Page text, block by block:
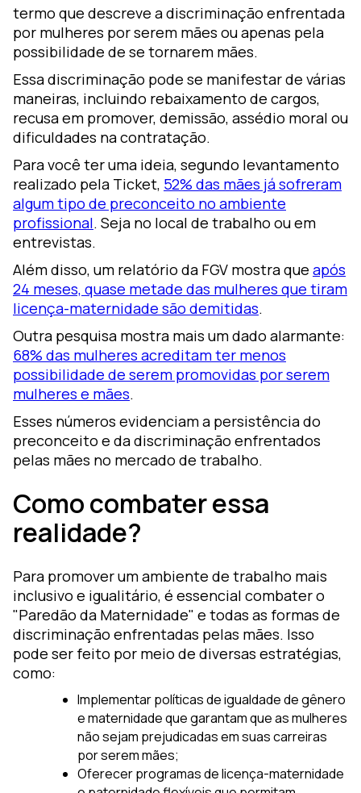
termo que descreve a discriminação enfrentada
por mulheres por serem mães ou apenas pela
possibilidade de se tornarem mães.
Essa discriminação pode se manifestar de várias
maneiras, incluindo rebaixamento de cargos,
recusa em promover, demissão, assédio moral ou
dificuldades na contratação.
Para você ter uma ideia, segundo levantamento
realizado pela Ticket, 52% das mães já sofreram
algum tipo de preconceito no ambiente
profissional. Seja no local de trabalho ou em
entrevistas.
Além disso, um relatório da FGV mostra que após
24 meses, quase metade das mulheres que tiram
licença-maternidade são demitidas.
Outra pesquisa mostra mais um dado alarmante:
68% das mulheres acreditam ter menos
possibilidade de serem promovidas por serem
mulheres e mães.
Esses números evidenciam a persistência do
preconceito e da discriminação enfrentados
pelas mães no mercado de trabalho.
Como combater essa
realidade?
Para promover um ambiente de trabalho mais
inclusivo e igualitário, é essencial combater o
"Paredão da Maternidade" e todas as formas de
discriminação enfrentadas pelas mães. Isso
pode ser feito por meio de diversas estratégias,
como:
Implementar políticas de igualdade de gênero
e maternidade que garantam que as mulheres
não sejam prejudicadas em suas carreiras
por serem mães;
Oferecer programas de licença-maternidade